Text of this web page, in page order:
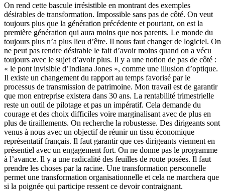
On rend cette bascule irrésistible en montrant des exemples
désirables de transformation. Impossible sans pas de côté. On veut
toujours plus que la génération précédente et pourtant, on est la
première génération qui aura moins que nos parents. Le monde du
toujours plus n’a plus lieu d’être. Il nous faut changer de logiciel. On
ne peut pas rendre désirable le fait d’avoir moins quand on a vécu
toujours avec le sujet d’avoir plus. Il y a une notion de pas de côté :
« le pont invisible d’Indiana Jones », comme une illusion d’optique.
Il existe un changement du rapport au temps favorisé par le
processus de transmission de patrimoine. Mon travail est de garantir
que mon entreprise existera dans 30 ans. La rentabilité trimestrielle
reste un outil de pilotage et pas un impératif. Cela demande du
courage et des choix difficiles voire marginalisant avec de plus en
plus de tiraillements. On recherche la robustesse. Des dirigeants sont
venus à nous avec un objectif de réunir un tissu économique
représentatif français. Il faut garantir que ces dirigeants viennent en
présentiel avec un engagement fort. On ne donne pas le programme
à l’avance. Il y a une radicalité des feuilles de route posées. Il faut
prendre les choses par la racine. Une transformation personnelle
permet une transformation organisationnelle et cela ne marchera que
si la poignée qui participe ressent ce devoir contraignant.